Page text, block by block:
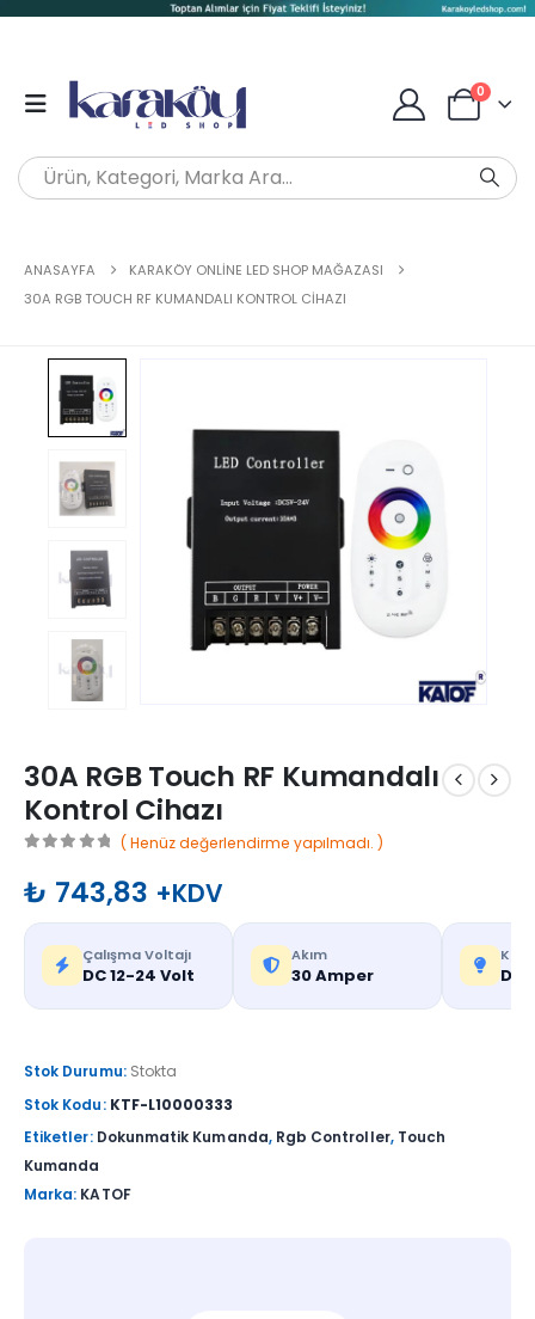
0
ANASAYFA
KARAKÖY ONLINE LED SHOP MAĞAZASI
30A RGB TOUCH RF KUMANDALI KONTROL CIHAZI
30A RGB Touch RF Kumandalı
Kontrol Cihazı
( Henüz değerlendirme yapılmadı. )
₺ 743,83 +KDV
Çalışma Voltajı
DC 12-24 Volt
Akım
30 Amper
Stok Durumu: Stokta
Stok Kodu: KTF-L10000333
Etiketler: Dokunmatik Kumanda, Rgb Controller, Touch
Kumanda
Marka: KATOF